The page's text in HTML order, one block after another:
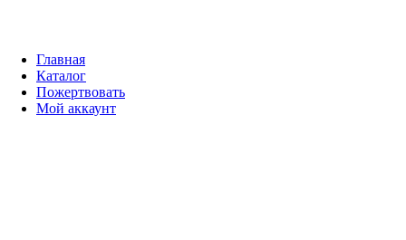
Главная
Каталог
Пожертвовать
Мой аккаунт